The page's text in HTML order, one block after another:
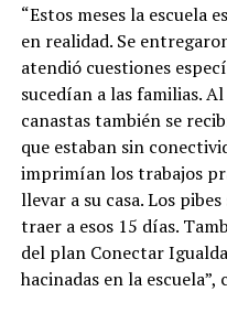
“Estos meses la escuela
en realidad. Se
atendió cuestiones
sucedían a las familias.
canastas también se
que estaban sin
imprimían los trabajos
llevar a su casa. Los
traer a esos 15 días.
del plan Conectar
hacinadas en la